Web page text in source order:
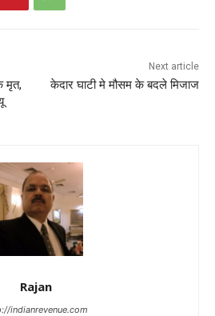
मृत,
Next article
केदार घाटी मे मौसम के बदले मिजाज
Rajan
indianrevenue.com